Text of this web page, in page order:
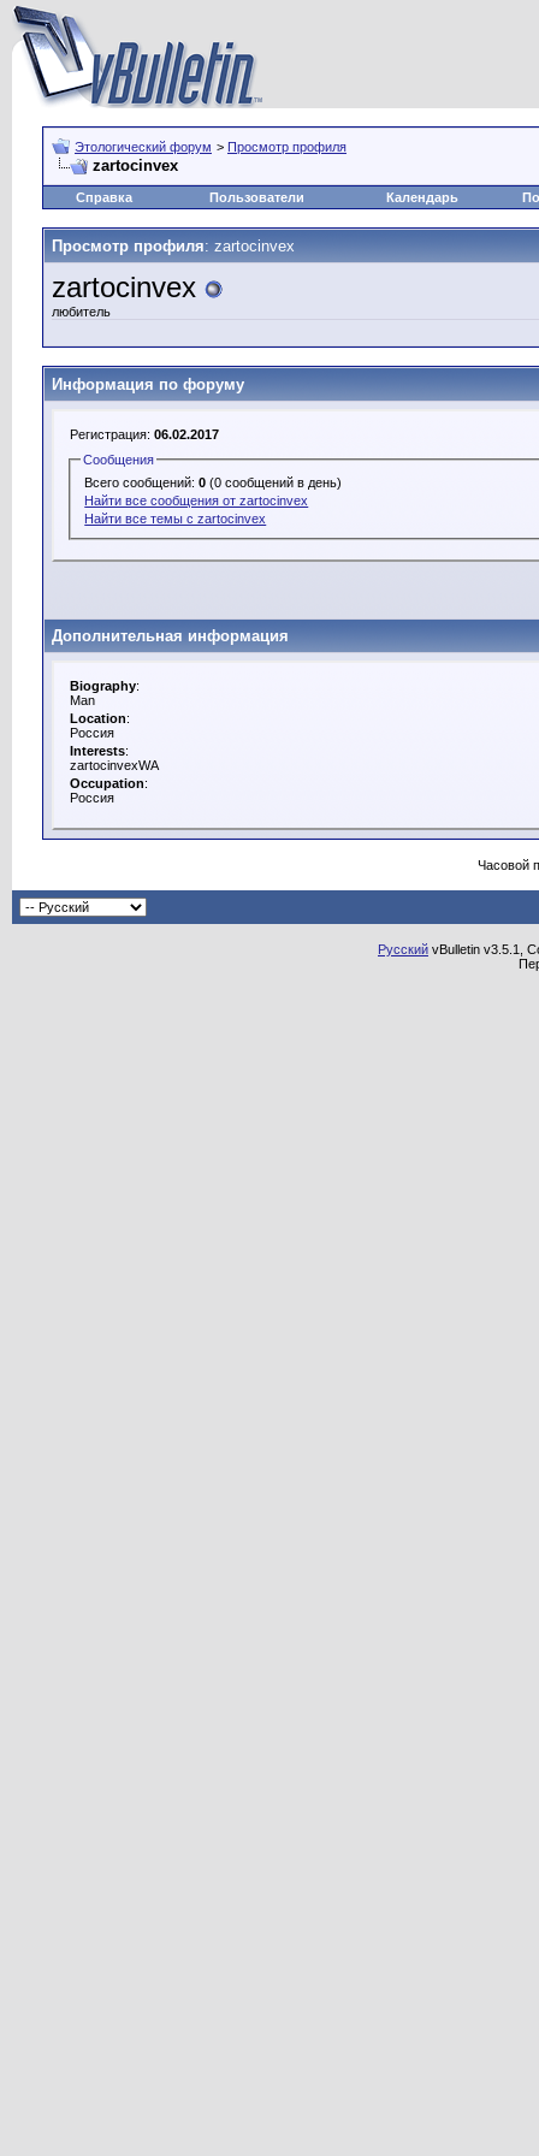
Этологический форум > Просмотр профиля
zartocinvex
Справка Пользователи Календарь
Просмотр профиля: zartocinvex
zartocinvex
любитель
Информация по форуму
Регистрация: 06.02.2017
Сообщения
Всего сообщений:0 (0 сообщений в день)
Найти все сообщения от zartocinvex
Найти все темы с zartocinvex
Дополнительная информация
Biography:
Man
Location:
Россия
Interests:
zartocinvexWA
Occupation:
Россия
Часовой
Русский vBulletin v3.5.1,